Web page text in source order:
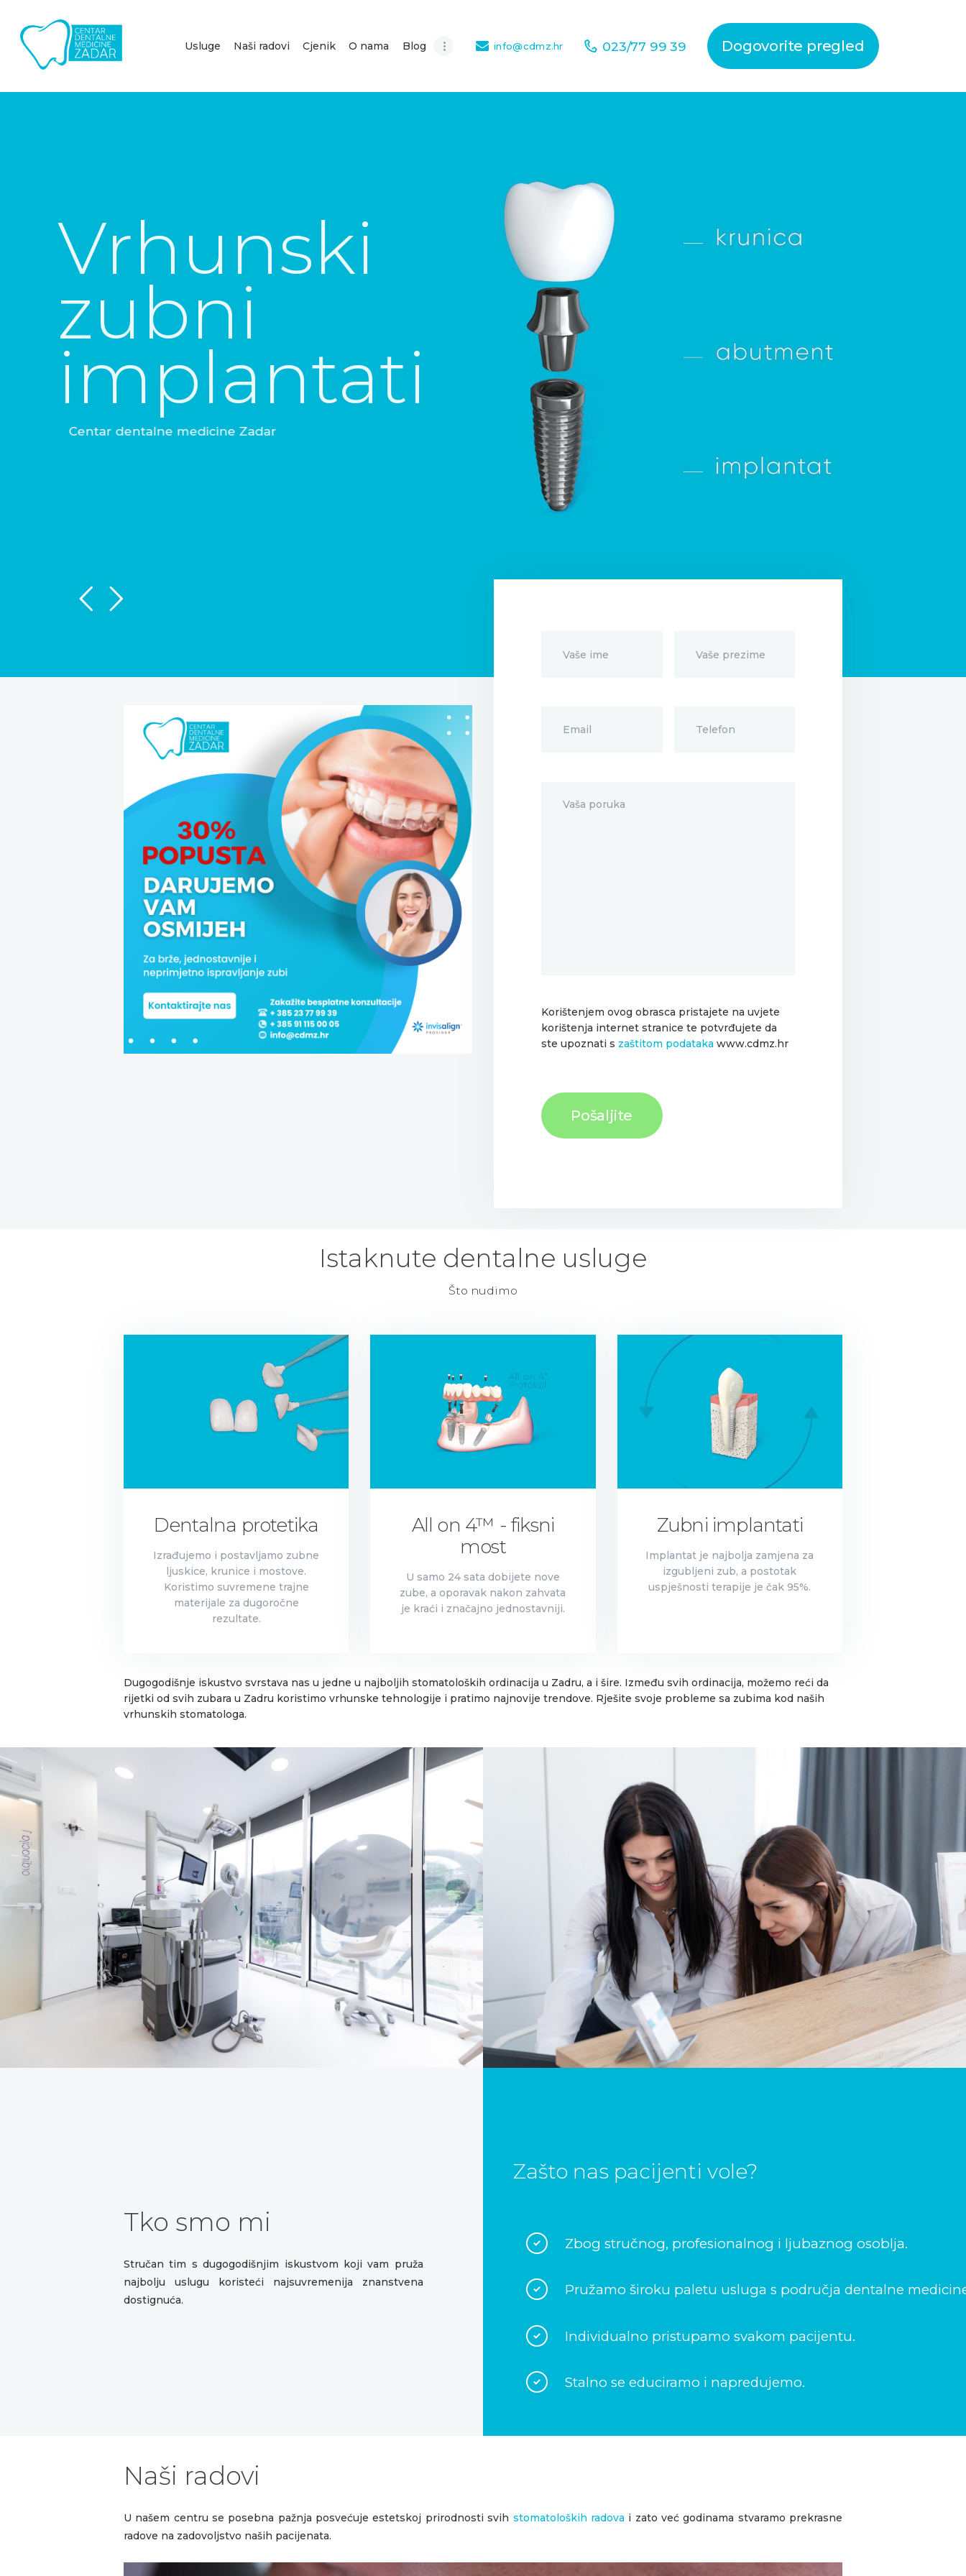
Usluge Naši radovi Cjenik O nama Blog info@cdmz.hr 023/77 99 39 Dogovorite pregled
ZUBNE KRUNICE
ALL ON 4™
OSTALE USLUGE
NAŠI RADOVI
Profesionalan
i stručan pristup
Korištenjem ovog obrasca pristajete na uvjete
korištenja internet stranice te potvrđujete da
ste upoznati s zaštitom podataka www.cdmz.hr
Istaknute dentalne usluge
Što nudimo
Dentalna protetika
Izrađujemo i postavljamo zubne
ljuskice, krunice i mostove.
Koristimo suvremene trajne
materijale za dugoročne
rezultate.
All on 4™ - fiksni
most
U samo 24 sata dobijete nove
zube, a oporavak nakon zahvata
je kraći i značajno jednostavniji.
Zubni implantati
Implantat je najbolja zamjena za
izgubljeni zub, a postotak
uspješnosti terapije je čak 95%.
Dugogodišnje iskustvo svrstava nas u jedne u najboljih stomatoloških ordinacija u Zadru, a i šire. Između svih ordinacija, možemo reći da
rijetki od svih zubara u Zadru koristimo vrhunske tehnologije i pratimo najnovije trendove. Rješite svoje probleme sa zubima kod naših
vrhunskih stomatologa.
Tko smo mi
Stručan tim s dugogodišnjim iskustvom koji vam pruža
najbolju uslugu koristeći najsuvremenija znanstvena
dostignuća.
Zašto nas pacijenti vole?
Zbog stručnog, profesionalnog i ljubaznog osoblja.
Pružamo široku paletu usluga s područja dentalne
Individualno pristupamo svakom pacijentu.
Stalno se educiramo i napredujemo.
Naši radovi
U našem centru se posebna pažnja posvećuje estetskoj prirodnosti svih stomatoloških radova i zato već godinama stvaramo prekrasne
radove na zadovoljstvo naših pacijenata.